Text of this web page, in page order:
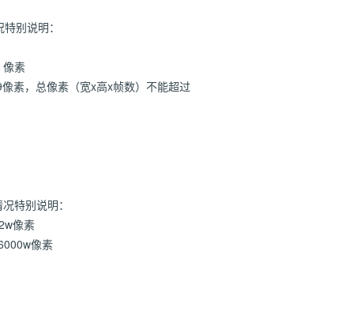
别说明：
像素
素，总像素（宽x高x帧数）不能超过
特别说明：
像素
像素